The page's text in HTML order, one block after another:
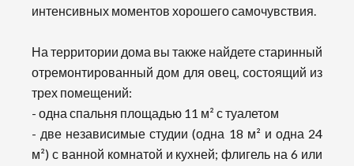
интенсивных моментов хорошего самочувствия.
На территории дома вы также найдете старинный
отремонтированный дом для овец, состоящий из
трех помещений:
- одна спальня площадью 11 м² с туалетом
- две независимые студии (одна 18 м² и одна 24
м²) с ванной комнатой и кухней; флигель на 6 или